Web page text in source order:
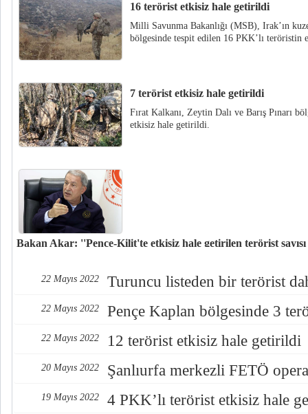
16 terörist etkisiz hale getirildi
Milli Savunma Bakanlığı (MSB), Irak’ın
bölgesinde tespit edilen 16 PKK’lı
7 terörist etkisiz hale getirildi
Fırat Kalkanı, Zeytin Dalı ve Barış Pınarı
etkisiz hale getirildi.
Bakan Akar: ''Pençe-Kilit'te etkisiz hale getirilen terörist
teröristin etkisiz hale getirildiğini operasyonda bugüne kadar etkisiz hale
geçtiğini bildirdi.
22 Mayıs 2022 Turuncu listeden bir terörist
22 Mayıs 2022 Pençe Kaplan bölgesinde 3
22 Mayıs 2022 12 terörist etkisiz hale getirildi
20 Mayıs 2022 Şanlıurfa merkezli FETÖ
19 Mayıs 2022 4 PKK’lı terörist etkisiz hale